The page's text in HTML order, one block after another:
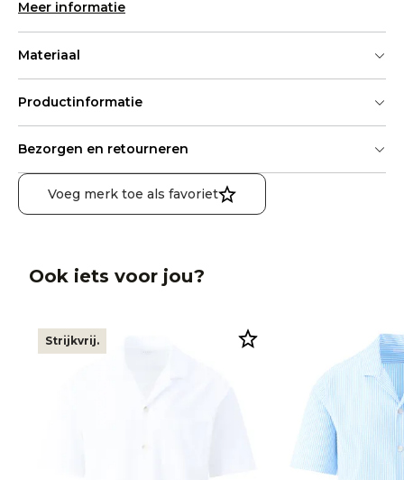
Meer informatie
Materiaal
Productinformatie
Bezorgen en retourneren
Voeg merk toe als favoriet
Ook iets voor jou?
Strijkvrij.